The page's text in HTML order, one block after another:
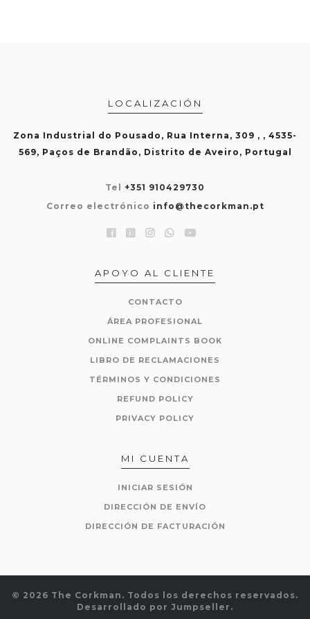
LOCALIZACIÓN
Zona Industrial do Pousado, Rua Interna, 309 , , 4535-
569, Paços de Brandão, Distrito de Aveiro, Portugal
Tel +351 910429730
Correo electrónico info@thecorkman.pt
APOYO AL CLIENTE
CONTACTO
ÁREA PROFESIONAL
ONLINE COMPLAINTS BOOK
LIBRO DE RECLAMACIONES
TÉRMINOS Y CONDICIONES
REFUND POLICY
PRIVACY POLICY
MI CUENTA
INICIAR SESIÓN
DIRECCIÓN DE ENVÍO
DIRECCIÓN DE FACTURACIÓN
© 2026 The Corkman. Todos los derechos reservados.
Desarrollado por Jumpseller .